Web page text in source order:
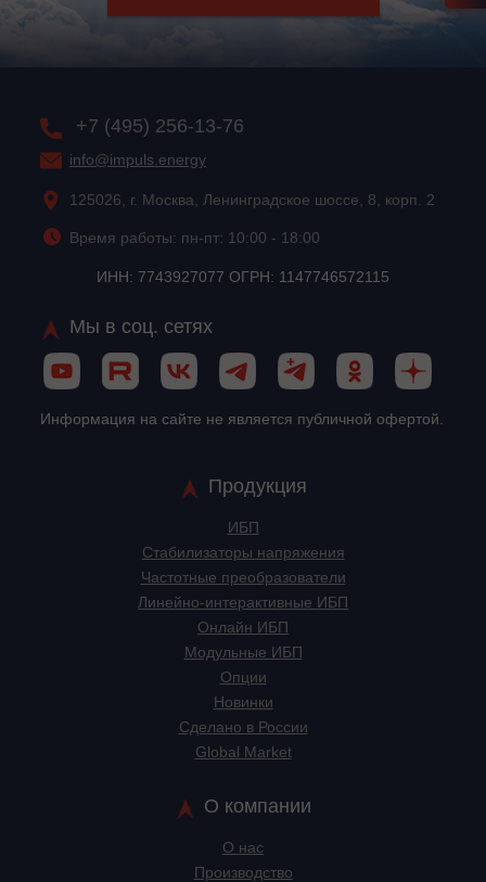
+7 (495) 256-13-76
info@impuls.energy
125026, г. Москва, Ленинградское шоссе, 8, корп. 2
Время работы: пн-пт: 10:00 - 18:00
ИНН: 7743927077 ОГРН: 1147746572115
Мы в соц. сетях
Информация на сайте не является публичной офертой.
Продукция
ИБП
Стабилизаторы напряжения
Частотные преобразователи
Линейно-интерактивные ИБП
Онлайн ИБП
Модульные ИБП
Опции
Новинки
Сделано в России
Global Market
О компании
О нас
Производство